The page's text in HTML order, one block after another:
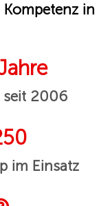
in
seit 2006
im Einsatz